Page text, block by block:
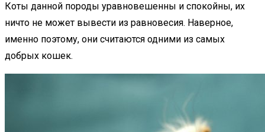
Коты данной породы уравновешенны и спокойны, их
ничто не может вывести из равновесия. Наверное,
именно поэтому, они считаются одними из самых
добрых кошек.